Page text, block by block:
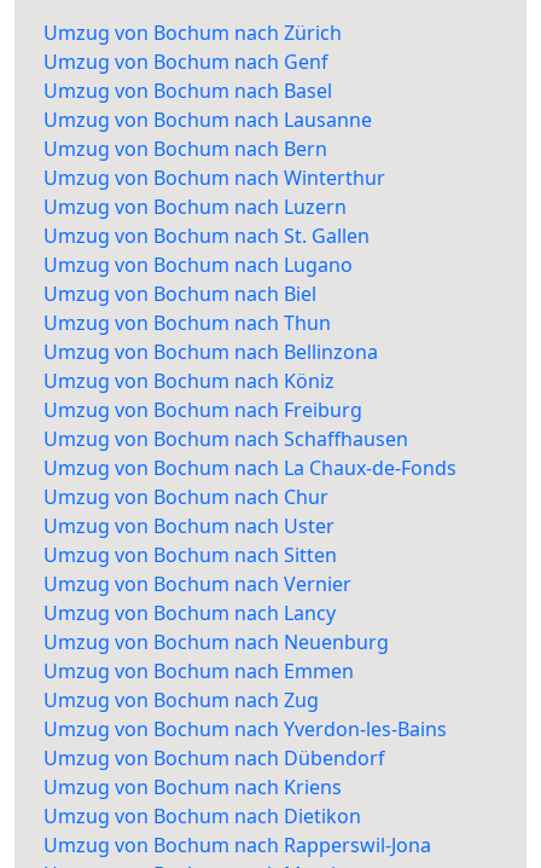
Umzug von Bochum nach Zürich
Umzug von Bochum nach Genf
Umzug von Bochum nach Basel
Umzug von Bochum nach Lausanne
Umzug von Bochum nach Bern
Umzug von Bochum nach Winterthur
Umzug von Bochum nach Luzern
Umzug von Bochum nach St. Gallen
Umzug von Bochum nach Lugano
Umzug von Bochum nach Biel
Umzug von Bochum nach Thun
Umzug von Bochum nach Bellinzona
Umzug von Bochum nach Köniz
Umzug von Bochum nach Freiburg
Umzug von Bochum nach Schaffhausen
Umzug von Bochum nach La Chaux-de-Fonds
Umzug von Bochum nach Chur
Umzug von Bochum nach Uster
Umzug von Bochum nach Sitten
Umzug von Bochum nach Vernier
Umzug von Bochum nach Lancy
Umzug von Bochum nach Neuenburg
Umzug von Bochum nach Emmen
Umzug von Bochum nach Zug
Umzug von Bochum nach Yverdon-les-Bains
Umzug von Bochum nach Dübendorf
Umzug von Bochum nach Kriens
Umzug von Bochum nach Dietikon
Umzug von Bochum nach Rapperswil-Jona